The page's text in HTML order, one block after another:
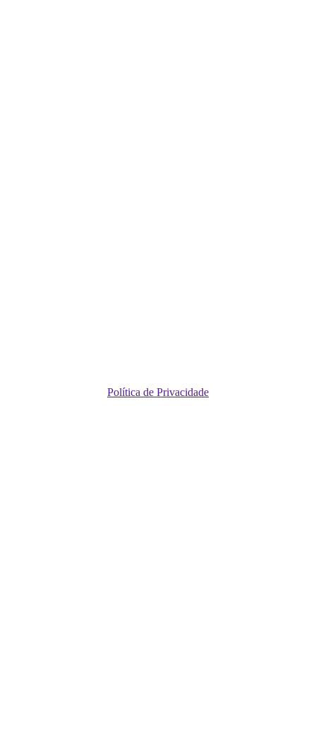
Política de Privacidade